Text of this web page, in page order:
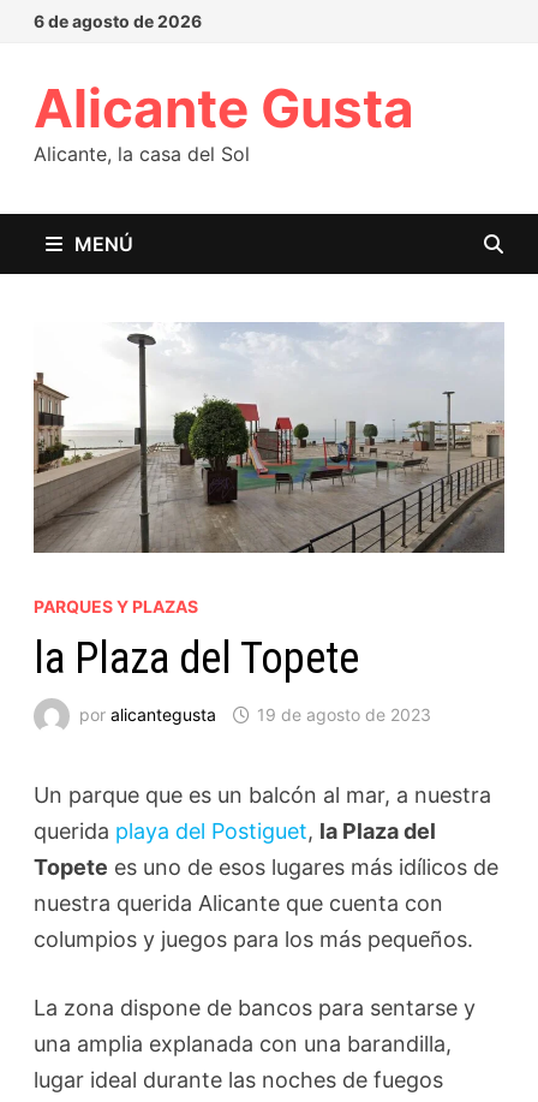
6 de agosto de 2026
Alicante Gusta
Alicante, la casa del Sol
MENÚ
PARQUES Y PLAZAS
la Plaza del Topete
por alicantegusta 19 de agosto de 2023
Un parque que es un balcón al mar, a nuestra
querida playa del Postiguet, la Plaza del
Topete es uno de esos lugares más idílicos de
nuestra querida Alicante que cuenta con
columpios y juegos para los más pequeños.
La zona dispone de bancos para sentarse y
una amplia explanada con una barandilla,
lugar ideal durante las noches de fuegos